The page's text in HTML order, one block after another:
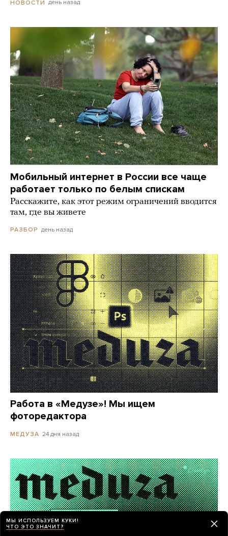
НОВОСТИ день назад
Мобильный интернет в России все чаще
работает только по белым спискам
Расскажите, как этот режим ограничений вводится
там, где вы живете
РАЗБОР день назад
Работа в «Медузе»! Мы ищем
фоторедактора
МЕДУЗА 24 дня назад
МЫ ИСПОЛЬЗУЕМ КУКИ!
ЧТО ЭТО ЗНАЧИТ?